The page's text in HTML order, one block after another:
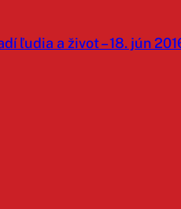
ľudia a život – 18. jún